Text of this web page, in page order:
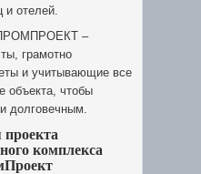
и отелей.
–
грамотно
и учитывающие все
объекта, чтобы
долговечным.
проекта
комплекса